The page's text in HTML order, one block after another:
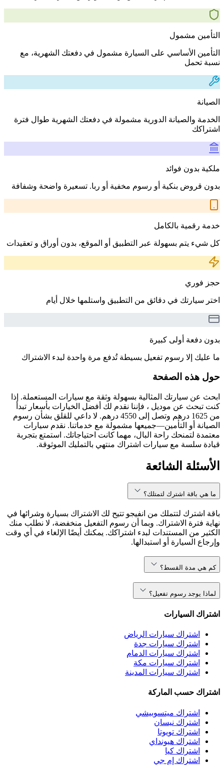
التأمين مشمول
التأمين الأساسي على السيارة مشمول في دفعتك الشهرية، مع
نسبة تحمل
الصيانة
الخدمة والصيانة الدورية مشمولة في دفعتك الشهرية طوال فترة
اشتراكك
ملكية بدون فوائد
بدون قروض بنكية أو رسوم مخفية أو ربا. تسعيرة واضحة وشفافة
خدمة رقمية بالكامل
كل شيء يتم بسهولة عبر التطبيق أو الموقع، بدون أوراق و تعقيدات
حجز فوري
اختر سيارتك في دقائق من التطبيق واستلمها خلال أيام
بدون دفعة أولى كبيرة
ما عليك إلا رسوم تفعيل بسيطة تُدفع مرة واحدة لبدء الاشتراك
حول هذه الصفحة
ابحث عن سيارتك المثالية بسهولة وثقة مع سيارات المستعملة. إذا
كنت تبحث عن موديل ، فإننا نقدم لك أفضل الخيارات بأسعار تبدأ
من 1625 درهم وتصل إلى 4550 درهم. لا داعي للقلق بشأن رسوم
الصيانة أو التأمين—جميعها مشمولة مع خدماتنا. نقدم سيارات
معتمدة لتمنحك راحة البال، مهما كانت احتياجاتك. استمتع بتجربة
قيادة سلسة مع سيارات اشتراك منتهي بالتمليك الموثوقة.
الأسئلة الشائعة
ما هي باقة اشترك لتمتلك؟
باقة اشترك لتتملك من انفيجو تتيح لك الاشتراك بسيارة وشرائها في
نهاية فترة الاشتراك. وبما أن رسوم التفعيل منخفضة، لا نطلب منك
الكثير من المستندات لبدء اشتراكك. يمكنك أيضًا الإلغاء في أي وقت
وإرجاع السيارة أو استبدالها.
كم هي مدة القسط؟
لماذا يوجد رسوم تفعيل؟
اشتراك السيارات
اشتراك سيارات الرياض
اشتراك سيارات جدة
اشتراك سيارات الدمام
اشتراك سيارات مكة
اشتراك سيارات المدينة
اشتراك حسب الماركة
اشتراك ميتسوبيشي
اشتراك نيسان
اشتراك تويوتا
اشتراك هيونداي
اشتراك كيا
اشتراك إم جي